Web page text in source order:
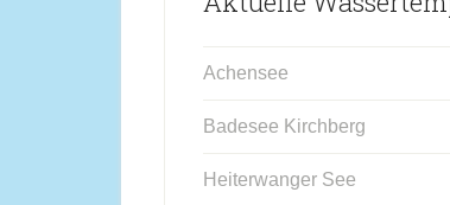
Achensee
Badesee Kirchberg
Heiterwanger See